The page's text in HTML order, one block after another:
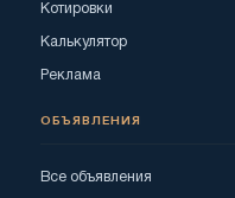
Котировки
Калькулятор
Реклама
ОБЪЯВЛЕНИЯ
Все объявления